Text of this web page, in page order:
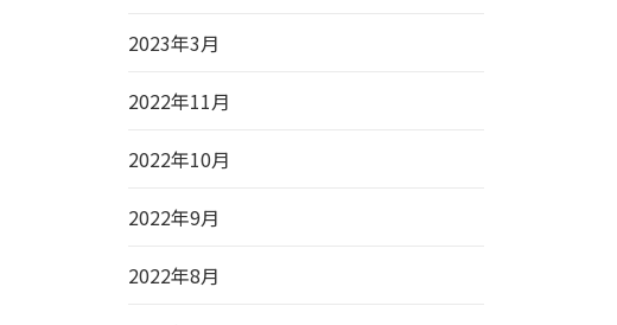
2023年3月
2022年11月
2022年10月
2022年9月
2022年8月